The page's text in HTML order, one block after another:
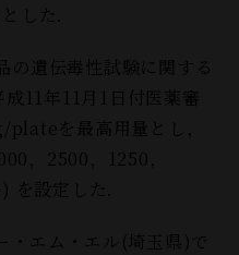
した．
の遺伝毒性試験に関する
11年11月1日付医薬審
を最高用量とし，
，2500，1250，
設定した．
・エム・エル(埼玉県 )で